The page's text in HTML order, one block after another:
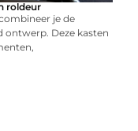
roldeur
je de
Deze kasten